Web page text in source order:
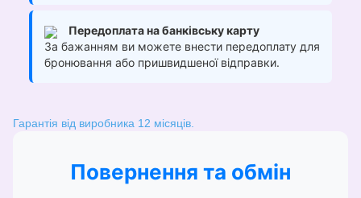
Передоплата на банківську карту
За бажанням ви можете внести передоплату для
бронювання або пришвидшеної відправки.
Гарантія від виробника 12 місяців.
Повернення та обмін